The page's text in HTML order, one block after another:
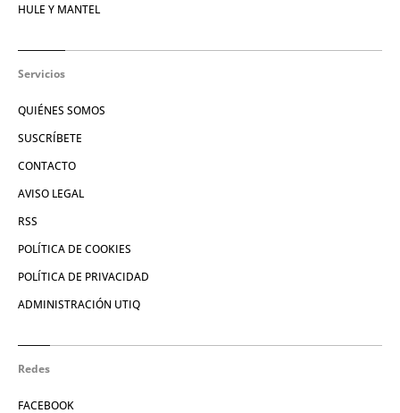
HULE Y MANTEL
Servicios
QUIÉNES SOMOS
SUSCRÍBETE
CONTACTO
AVISO LEGAL
RSS
POLÍTICA DE COOKIES
POLÍTICA DE PRIVACIDAD
ADMINISTRACIÓN UTIQ
Redes
FACEBOOK